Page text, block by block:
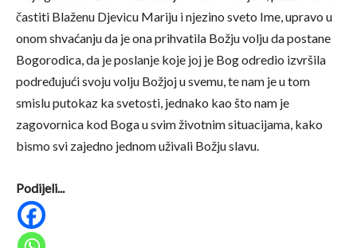
častiti Blaženu Djevicu Mariju i njezino sveto Ime, upravo u
onom shvaćanju da je ona prihvatila Božju volju da postane
Bogorodica, da je poslanje koje joj je Bog odredio izvršila
podređujući svoju volju Božjoj u svemu, te nam je u tom
smislu putokaz ka svetosti, jednako kao što nam je
zagovornica kod Boga u svim životnim situacijama, kako
bismo svi zajedno jednom uživali Božju slavu.
Podijeli...